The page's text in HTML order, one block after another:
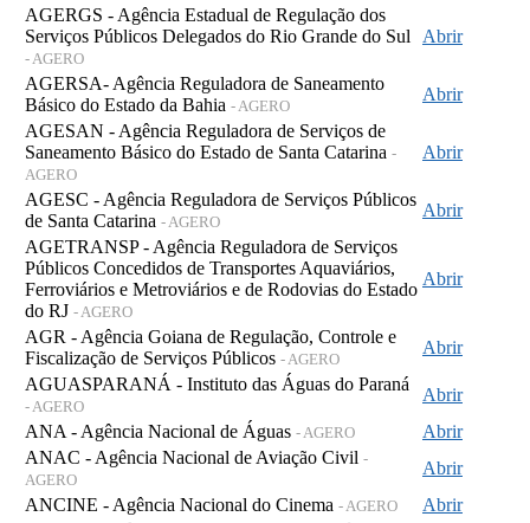
AGERGS - Agência Estadual de Regulação dos
Serviços Públicos Delegados do Rio Grande do Sul
- AGERO
Abrir
AGERSA- Agência Reguladora de Saneamento
Básico do Estado da Bahia - AGERO
Abrir
AGESAN - Agência Reguladora de Serviços de
Saneamento Básico do Estado de Santa Catarina -
AGERO
Abrir
AGESC - Agência Reguladora de Serviços Públicos
de Santa Catarina - AGERO
Abrir
AGETRANSP - Agência Reguladora de Serviços
Públicos Concedidos de Transportes Aquaviários,
Ferroviários e Metroviários e de Rodovias do Estado
do RJ - AGERO
Abrir
AGR - Agência Goiana de Regulação, Controle e
Fiscalização de Serviços Públicos - AGERO
Abrir
AGUASPARANÁ - Instituto das Águas do Paraná
- AGERO
Abrir
ANA - Agência Nacional de Águas - AGERO
Abrir
ANAC - Agência Nacional de Aviação Civil -
AGERO
Abrir
ANCINE - Agência Nacional do Cinema - AGERO
Abrir